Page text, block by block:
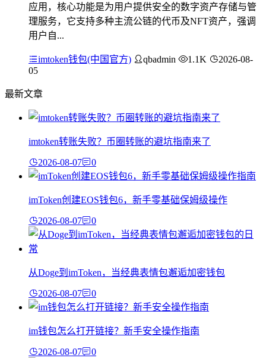
应用，核心功能是为用户提供安全的数字资产存储与管
理服务，它支持多种主流公链的代币及NFT资产，强调
用户自...
imtoken钱包(中国官方) qbadmin 1.1K
2026-08-
05
最新文章
imtoken转账失败？币圈转账的避坑指南来了
2026-08-07 0
imToken创建EOS钱包6，新手零基础保姆级操作
2026-08-07 0
从Doge到imToken，当经典表情包邂逅加密钱包
2026-08-07 0
im钱包怎么打开链接？新手安全操作指南
2026-08-07 0